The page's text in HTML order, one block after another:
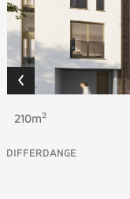
210m²
DIFFERDANGE